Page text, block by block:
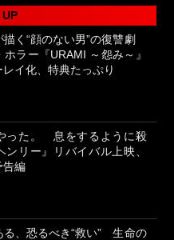
UP
描く“顔のない男”の復讐劇
ラー『URAMI ～怨み～』
イ化、特典たっぷり
った。 息をするように殺
ンリー』リバイバル上映、
告編
る、恐るべき“救い” 生命の